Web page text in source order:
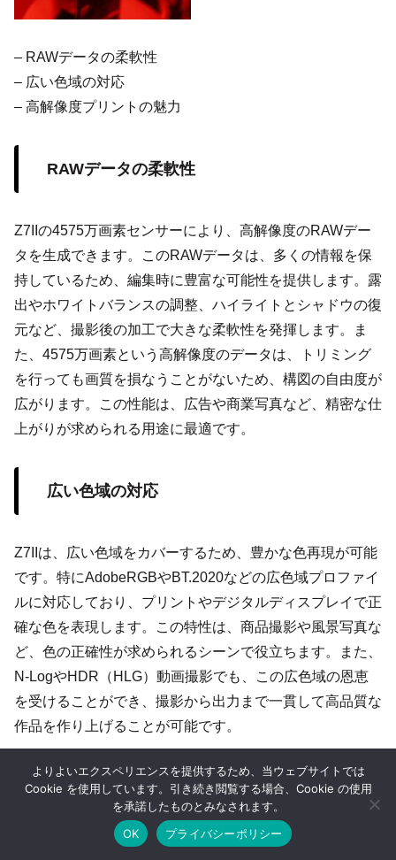
– RAWデータの柔軟性
– 広い色域の対応
– 高解像度プリントの魅力
RAWデータの柔軟性
Z7IIの4575万画素センサーにより、高解像度のRAWデー
タを生成できます。このRAWデータは、多くの情報を保
持しているため、編集時に豊富な可能性を提供します。露
出やホワイトバランスの調整、ハイライトとシャドウの復
元など、撮影後の加工で大きな柔軟性を発揮します。ま
た、4575万画素という高解像度のデータは、トリミング
を行っても画質を損なうことがないため、構図の自由度が
広がります。この性能は、広告や商業写真など、精密な仕
上がりが求められる用途に最適です。
広い色域の対応
Z7IIは、広い色域をカバーするため、豊かな色再現が可能
です。特にAdobeRGBやBT.2020などの広色域プロファイ
ルに対応しており、プリントやデジタルディスプレイで正
確な色を表現します。この特性は、商品撮影や風景写真な
ど、色の正確性が求められるシーンで役立ちます。また、
N-LogやHDR（HLG）動画撮影でも、この広色域の恩恵
を受けることができ、撮影から出力まで一貫して高品質な
作品を作り上げることが可能です。
高解像度プリントの魅力
Z7IIが生成する高解像度画像は、大判プリントや広告用印
シェア 目次へ トップ
よりよいエクスペリエンスを提供するため、当ウェブサイトでは
Cookie を使用しています。引き続き閲覧する場合、Cookie の使用
を承諾したものとみなされます。
OK
プライバシーポリシー